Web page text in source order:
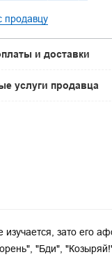
продавцу
и доставки
услуги продавца
изучается, зато его
"Бди",